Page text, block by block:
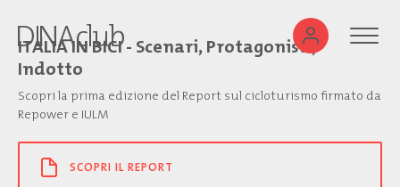
ITALIA IN BICI - Scenari, Protagonisti,
Indotto
Scopri la prima edizione del Report sul cicloturismo firmato da
Repower e IULM
SCOPRI IL REPORT